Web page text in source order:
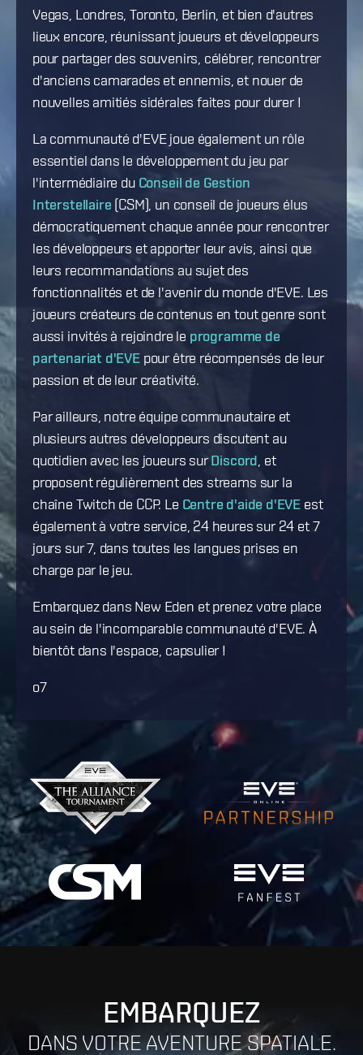
Vegas, Londres, Toronto, Berlin, et bien d'autres
lieux encore, réunissant joueurs et développeurs
pour partager des souvenirs, célébrer, rencontrer
d'anciens camarades et ennemis, et nouer de
nouvelles amitiés sidérales faites pour durer !
La communauté d'EVE joue également un rôle
essentiel dans le développement du jeu par
l'intermédiaire du Conseil de Gestion
Interstellaire (CSM), un conseil de joueurs élus
démocratiquement chaque année pour rencontrer
les développeurs et apporter leur avis, ainsi que
leurs recommandations au sujet des
fonctionnalités et de l'avenir du monde d'EVE. Les
joueurs créateurs de contenus en tout genre sont
aussi invités à rejoindre le programme de
partenariat d'EVEpour être récompensés de leur
passion et de leur créativité.
Par ailleurs, notre équipe communautaire et
plusieurs autres développeurs discutent au
quotidien avec les joueurs surDiscord , et
proposent régulièrement des streams sur la
chaîne Twitch de CCP. Le Centre d'aide d'EVE est
également à votre service, 24 heures sur 24 et 7
jours sur 7, dans toutes les langues prises en
charge par le jeu.
Embarquez dans New Eden et prenez votre place
au sein de l'incomparable communauté d'EVE. À
bientôt dans l'espace, capsulier !
o7
EMBARQUEZ
DANS VOTRE AVENTURE SPATIALE.